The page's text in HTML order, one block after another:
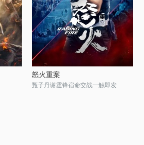
怒火重案
甄子丹谢霆锋宿命交战一触即发